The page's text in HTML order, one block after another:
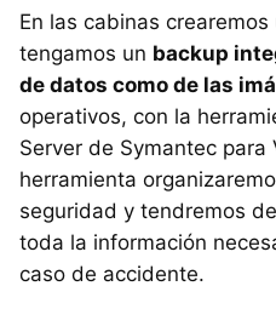
En las cabinas
tengamos un backup
de datos como de las
operativos, con la
Server de Symantec para
herramienta
seguridad y tendremos
toda la información
caso de accidente.